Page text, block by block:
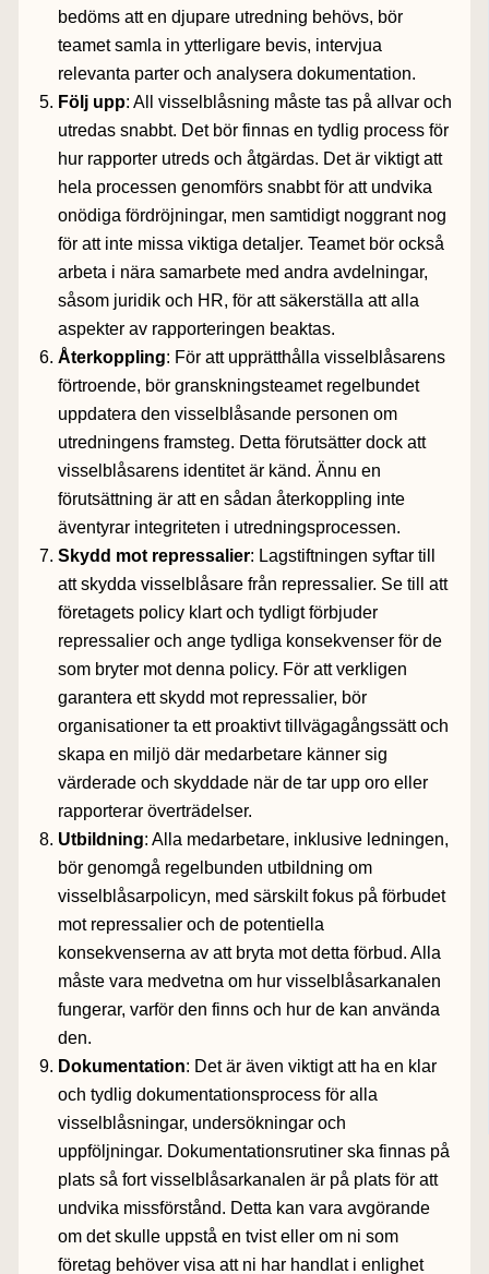
bedöms att en djupare utredning behövs, bör
teamet samla in ytterligare bevis, intervjua
relevanta parter och analysera dokumentation.
Följ upp: All visselblåsning måste tas på allvar och
utredas snabbt. Det bör finnas en tydlig process för
hur rapporter utreds och åtgärdas. Det är viktigt att
hela processen genomförs snabbt för att undvika
onödiga fördröjningar, men samtidigt noggrant nog
för att inte missa viktiga detaljer. Teamet bör också
arbeta i nära samarbete med andra avdelningar,
såsom juridik och HR, för att säkerställa att alla
aspekter av rapporteringen beaktas.
Återkoppling: För att upprätthålla visselblåsarens
förtroende, bör granskningsteamet regelbundet
uppdatera den visselblåsande personen om
utredningens framsteg. Detta förutsätter dock att
visselblåsarens identitet är känd. Ännu en
förutsättning är att en sådan återkoppling inte
äventyrar integriteten i utredningsprocessen.
Skydd mot repressalier: Lagstiftningen syftar till
att skydda visselblåsare från repressalier. Se till att
företagets policy klart och tydligt förbjuder
repressalier och ange tydliga konsekvenser för de
som bryter mot denna policy. För att verkligen
garantera ett skydd mot repressalier, bör
organisationer ta ett proaktivt tillvägagångssätt och
skapa en miljö där medarbetare känner sig
värderade och skyddade när de tar upp oro eller
rapporterar överträdelser.
Utbildning: Alla medarbetare, inklusive ledningen,
bör genomgå regelbunden utbildning om
visselblåsarpolicyn, med särskilt fokus på förbudet
mot repressalier och de potentiella
konsekvenserna av att bryta mot detta förbud. Alla
måste vara medvetna om hur visselblåsarkanalen
fungerar, varför den finns och hur de kan använda
den.
Dokumentation: Det är även viktigt att ha en klar
och tydlig dokumentationsprocess för alla
visselblåsningar, undersökningar och
uppföljningar. Dokumentationsrutiner ska finnas på
plats så fort visselblåsarkanalen är på plats för att
undvika missförstånd. Detta kan vara avgörande
om det skulle uppstå en tvist eller om ni som
företag behöver visa att ni har handlat i enlighet